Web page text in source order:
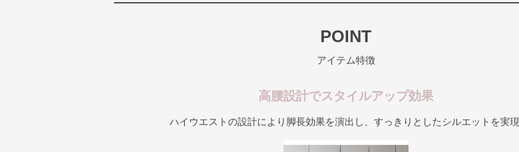
POINT
アイテム特徴
高腰設計でスタイルアップ効果
ハイウエストの設計により脚長効果を演出し、すっきりとしたシルエットを実現